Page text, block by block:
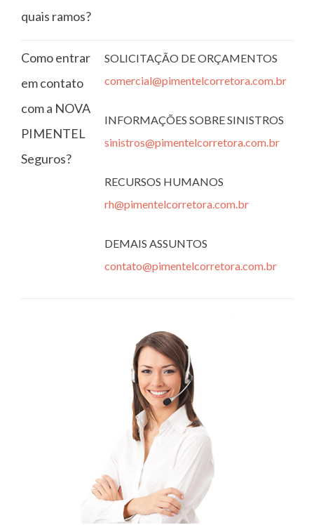
quais ramos?
Como entrar
em contato
com a NOVA
PIMENTEL
Seguros?
SOLICITAÇÃO DE ORÇAMENTOS
comercial@pimentelcorretora.com.br
INFORMAÇÕES SOBRE SINISTROS
sinistros@pimentelcorretora.com.br
RECURSOS HUMANOS
rh@pimentelcorretora.com.br
DEMAIS ASSUNTOS
contato@pimentelcorretora.com.br